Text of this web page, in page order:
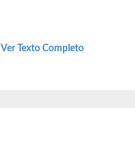
Ver Texto Completo